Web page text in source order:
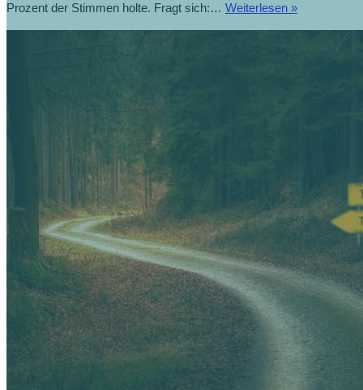
Prozent der Stimmen holte. Fragt sich:… Weiterlesen »